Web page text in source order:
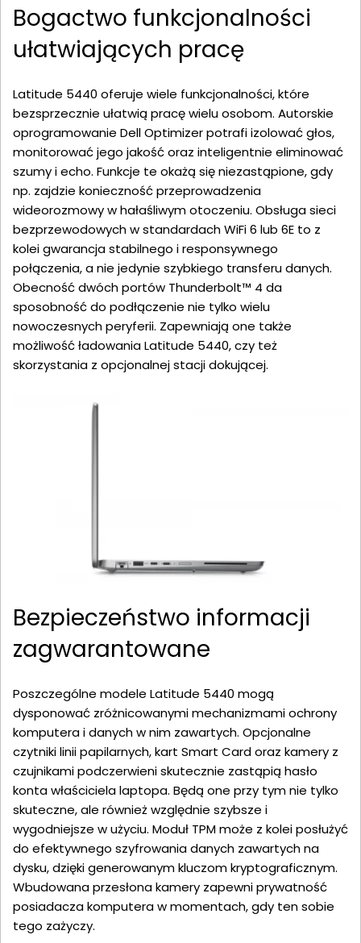
Bogactwo funkcjonalności
ułatwiających pracę
Latitude 5440 oferuje wiele funkcjonalności, które
bezsprzecznie ułatwią pracę wielu osobom. Autorskie
oprogramowanie Dell Optimizer potrafi izolować głos,
monitorować jego jakość oraz inteligentnie eliminować
szumy i echo. Funkcje te okażą się niezastąpione, gdy
np. zajdzie konieczność przeprowadzenia
wideorozmowy w hałaśliwym otoczeniu. Obsługa sieci
bezprzewodowych w standardach WiFi 6 lub 6E to z
kolei gwarancja stabilnego i responsywnego
połączenia, a nie jedynie szybkiego transferu danych.
Obecność dwóch portów Thunderbolt™ 4 da
sposobność do podłączenie nie tylko wielu
nowoczesnych peryferii. Zapewniają one także
możliwość ładowania Latitude 5440, czy też
skorzystania z opcjonalnej stacji dokującej.
Bezpieczeństwo informacji
zagwarantowane
Poszczególne modele Latitude 5440 mogą
dysponować zróżnicowanymi mechanizmami ochrony
komputera i danych w nim zawartych. Opcjonalne
czytniki linii papilarnych, kart Smart Card oraz kamery z
czujnikami podczerwieni skutecznie zastąpią hasło
konta właściciela laptopa. Będą one przy tym nie tylko
skuteczne, ale również względnie szybsze i
wygodniejsze w użyciu. Moduł TPM może z kolei posłużyć
do efektywnego szyfrowania danych zawartych na
dysku, dzięki generowanym kluczom kryptograficznym.
Wbudowana przesłona kamery zapewni prywatność
posiadacza komputera w momentach, gdy ten sobie
tego zażyczy.